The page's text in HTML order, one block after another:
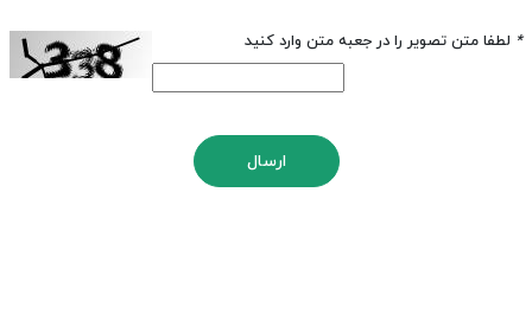
* لطفا متن تصویر را در جعبه متن وارد کنید
ارسال